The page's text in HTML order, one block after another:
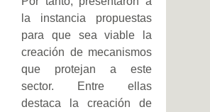
la instancia propuestas
para que sea viable la
creación de mecanismos
que protejan a este
sector. Entre ellas
destaca la creación de